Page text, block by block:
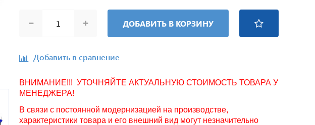
ДОБАВИТЬ В КОРЗИНУ
Добавить в сравнение
ВНИМАНИЕ!!! УТОЧНЯЙТЕ АКТУАЛЬНУЮ СТОИМОСТЬ ТОВАРА У
МЕНЕДЖЕРА!
В связи с постоянной модернизацией на производстве,
характеристики товара и его внешний вид могут незначительно